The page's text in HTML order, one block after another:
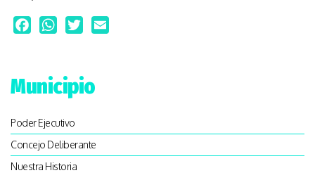
Municipio
Poder Ejecutivo
Concejo Deliberante
Nuestra Historia